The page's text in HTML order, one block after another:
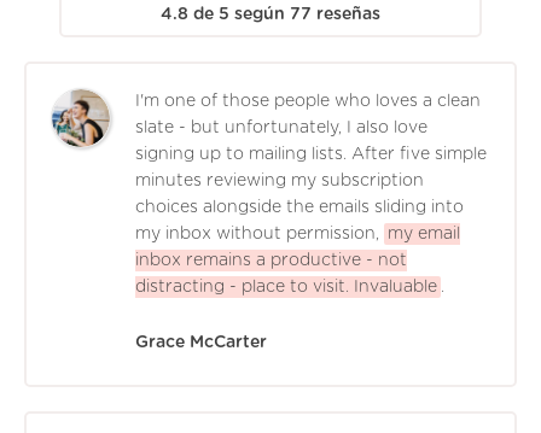
4.8 de 5 según 77 reseñas
I'm one of those people who loves a clean
slate - but unfortunately, I also love
signing up to mailing lists. After five simple
minutes reviewing my subscription
choices alongside the emails sliding into
my inbox without permission,
my email
inbox remains a productive - not
distracting - place to visit. Invaluable .
Grace McCarter